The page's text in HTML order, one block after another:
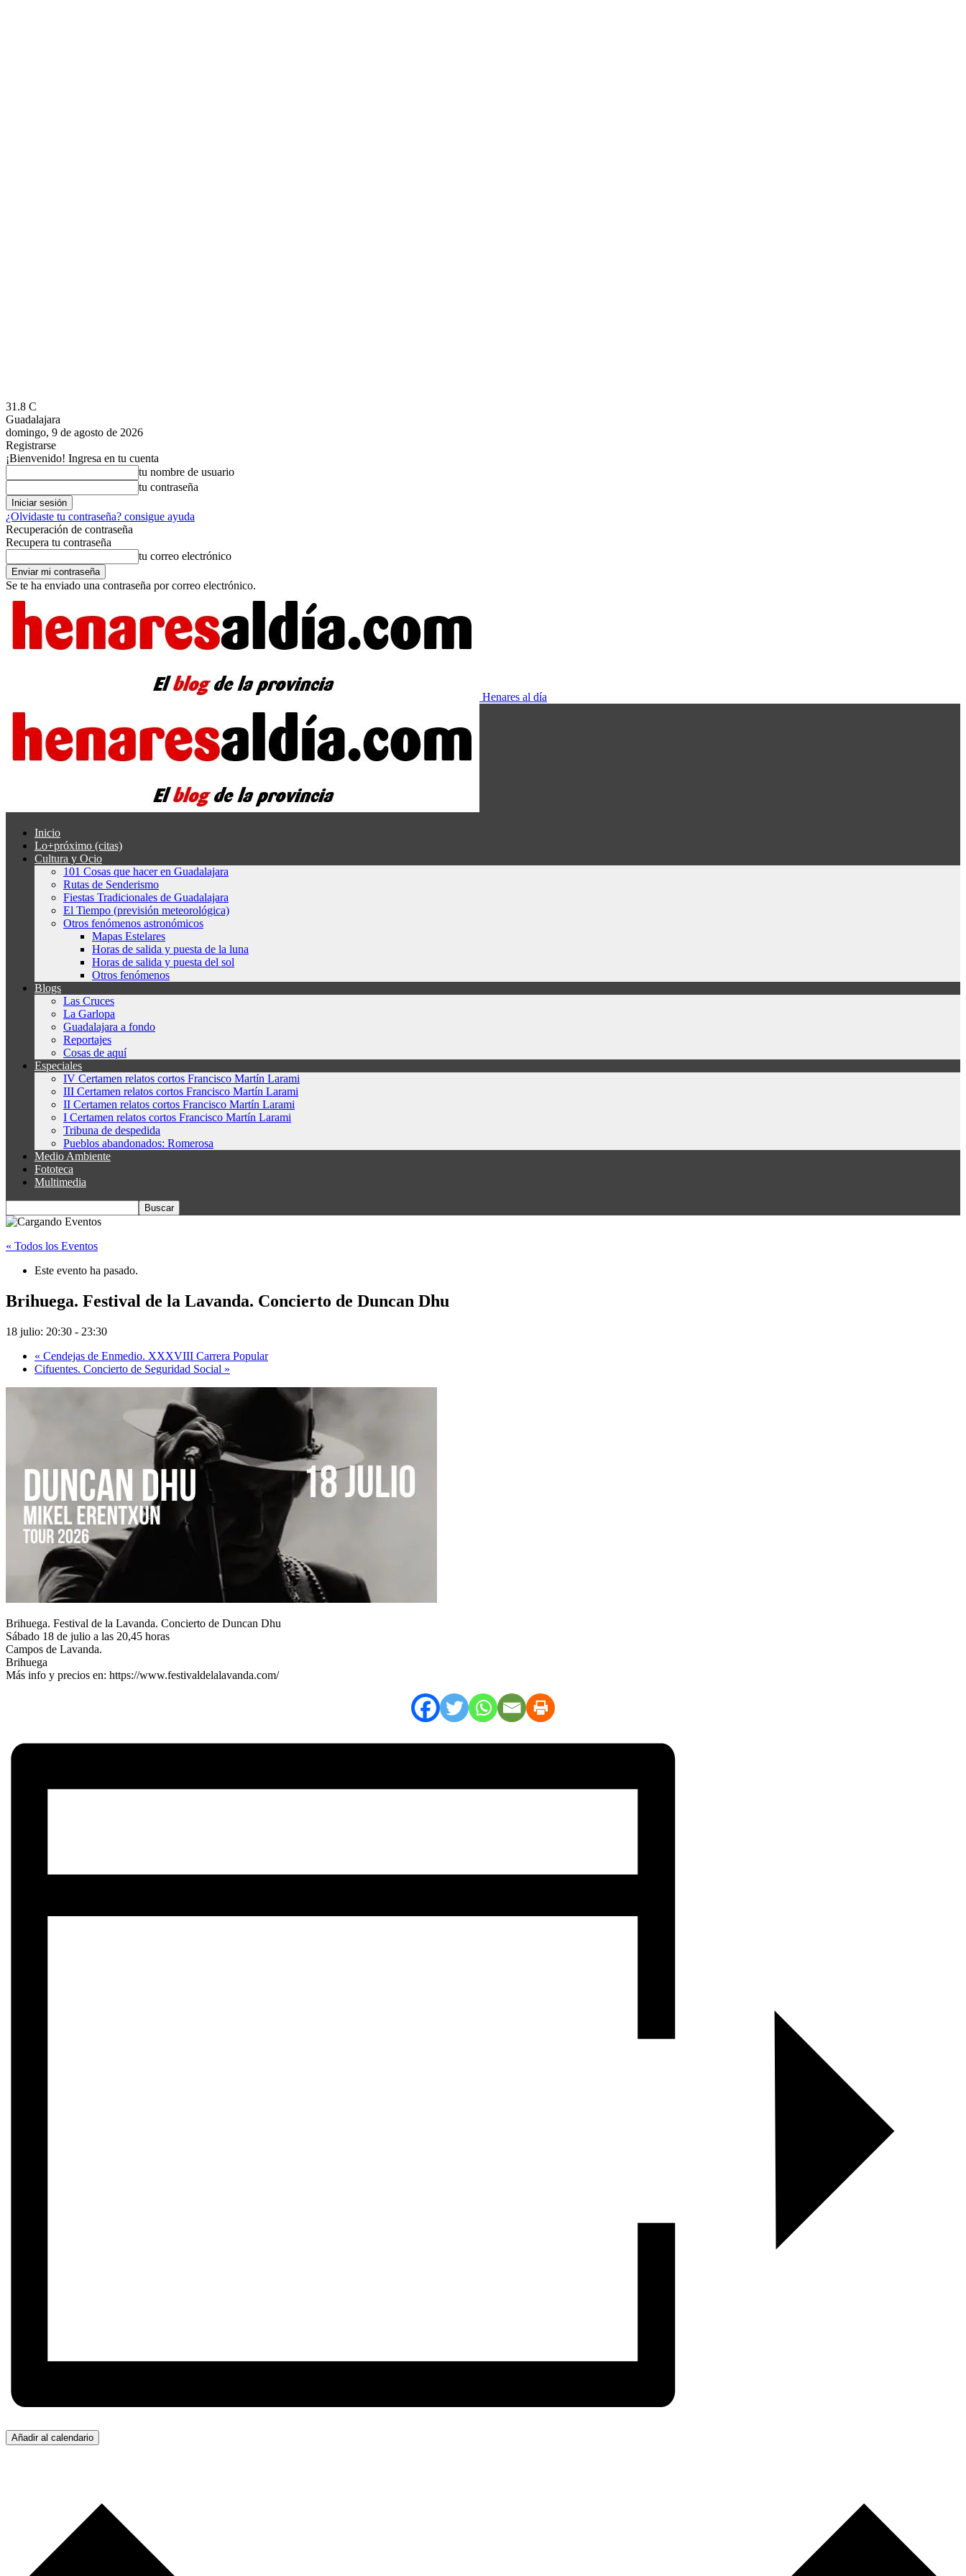
31.8 C
Guadalajara
domingo, 9 de agosto de 2026
Registrarse
¡Bienvenido! Ingresa en tu cuenta
tu nombre de usuario
tu contraseña
¿Olvidaste tu contraseña? consigue ayuda
Recuperación de contraseña
Recupera tu contraseña
tu correo electrónico
Se te ha enviado una contraseña por correo electrónico.
Henares al día
Inicio
Lo+próximo (citas)
Cultura y Ocio
101 Cosas que hacer en Guadalajara
Rutas de Senderismo
Fiestas Tradicionales de Guadalajara
El Tiempo (previsión meteorológica)
Otros fenómenos astronómicos
Mapas Estelares
Horas de salida y puesta de la luna
Horas de salida y puesta del sol
Otros fenómenos
Blogs
Las Cruces
La Garlopa
Guadalajara a fondo
Reportajes
Cosas de aquí
Especiales
IV Certamen relatos cortos Francisco Martín Larami
III Certamen relatos cortos Francisco Martín Larami
II Certamen relatos cortos Francisco Martín Larami
I Certamen relatos cortos Francisco Martín Larami
Tribuna de despedida
Pueblos abandonados: Romerosa
Medio Ambiente
Fototeca
Multimedia
« Todos los Eventos
Este evento ha pasado.
Brihuega. Festival de la Lavanda. Concierto de Duncan Dhu
18 julio: 20:30 - 23:30
« Cendejas de Enmedio. XXXVIII Carrera Popular
Cifuentes. Concierto de Seguridad Social »
Brihuega. Festival de la Lavanda. Concierto de Duncan Dhu
Sábado 18 de julio a las 20,45 horas
Campos de Lavanda.
Brihuega
Más info y precios en: https://www.festivaldelalavanda.com/
Añadir al calendario